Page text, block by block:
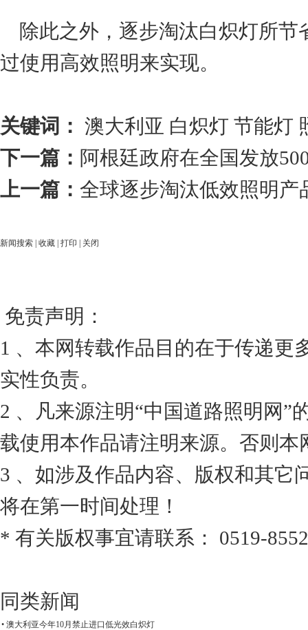
除此之外，逐步淘汰白炽灯所节
过使用高效照明来实现。
关键词： 澳大利亚 白炽灯 节能灯
下一篇： 阿根廷政府在全国发放
上一篇： 全球逐步淘汰低效照明产
新闻搜索 收藏 打印 关闭
免责声明：
1 、本网转载作品目的在于传递更
实性负责。
2 、凡来源注明“中国道路照明网”
载使用本作品请注明来源。否则
3 、如涉及作品内容、版权和其它
将在第一时间处理！
* 有关版权事宜请联系： 0519-
同类新闻
• 澳大利亚今年10月禁止进口低光效白炽灯